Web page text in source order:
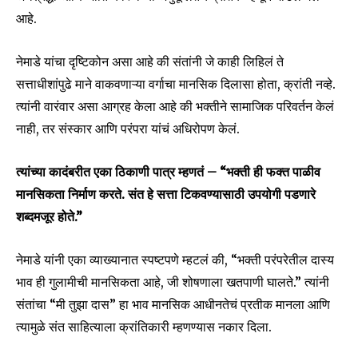
आहे.
नेमाडे यांचा दृष्टिकोन असा आहे की संतांनी जे काही लिहिलं ते
सत्ताधीशांपुढे माने वाकवणाऱ्या वर्गाचा मानसिक दिलासा होता, क्रांती नव्हे.
त्यांनी वारंवार असा आग्रह केला आहे की भक्तीने सामाजिक परिवर्तन केलं
नाही, तर संस्कार आणि परंपरा यांचं अधिरोपण केलं.
त्यांच्या कादंबरीत एका ठिकाणी पात्र म्हणतं – “भक्ती ही फक्त पाळीव
मानसिकता निर्माण करते. संत हे सत्ता टिकवण्यासाठी उपयोगी पडणारे
शब्दमजूर होते.”
नेमाडे यांनी एका व्याख्यानात स्पष्टपणे म्हटलं की, “भक्ती परंपरेतील दास्य
भाव ही गुलामीची मानसिकता आहे, जी शोषणाला खतपाणी घालते.” त्यांनी
संतांचा “मी तुझा दास” हा भाव मानसिक आधीनतेचं प्रतीक मानला आणि
त्यामुळे संत साहित्याला क्रांतिकारी म्हणण्यास नकार दिला.